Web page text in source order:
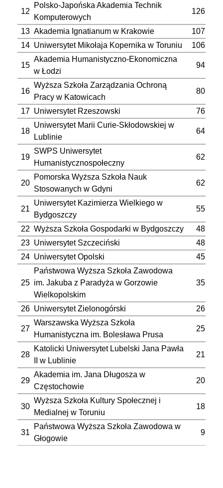
12
Polsko-Japońska Akademia Technik
Komputerowych
126
13 Akademia Ignatianum w Krakowie
107
14 Uniwersytet Mikołaja Kopernika w Toruniu 106
15
Akademia Humanistyczno-Ekonomiczna
w Łodzi
94
16
Wyższa Szkoła Zarządzania Ochroną
Pracy w Katowicach
80
17 Uniwersytet Rzeszowski 76
18
Uniwersytet Marii Curie-Skłodowskiej w
Lublinie
64
19
SWPS Uniwersytet
Humanistycznospołeczny
62
20
Pomorska Wyższa Szkoła Nauk
Stosowanych w Gdyni
62
21
Uniwersytet Kazimierza Wielkiego w
Bydgoszczy
55
22 Wyższa Szkoła Gospodarki w Bydgoszczy
48
23 Uniwersytet Szczeciński
48
24 Uniwersytet Opolski 45
25
Państwowa Wyższa Szkoła Zawodowa
im. Jakuba z Paradyża w Gorzowie
Wielkopolskim
35
26 Uniwersytet Zielonogórski 26
27
Warszawska Wyższa Szkoła
Humanistyczna im. Bolesława Prusa
25
28
Katolicki Uniwersytet Lubelski Jana Pawła
II w Lublinie
21
29
Akademia im. Jana Długosza w
Częstochowie
20
30
Wyższa Szkoła Kultury Społecznej i
Medialnej w Toruniu
18
31
Państwowa Wyższa Szkoła Zawodowa w
Głogowie
9